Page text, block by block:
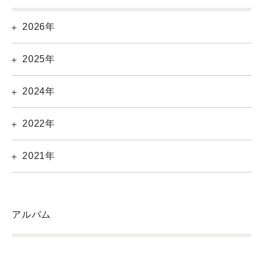
2026年
2025年
2024年
2022年
2021年
アルバム